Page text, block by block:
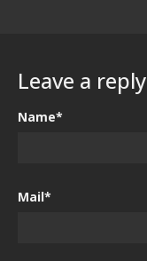
Leave a reply
Name*
Mail*